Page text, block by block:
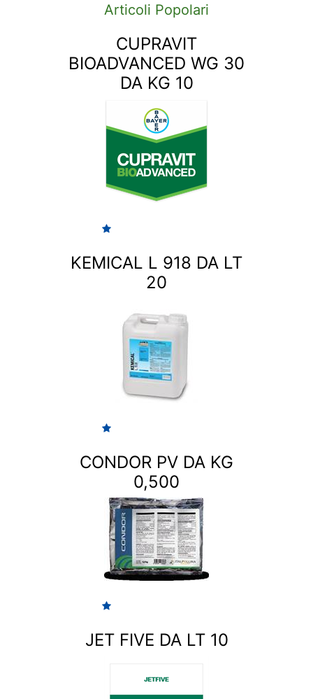
Articoli Popolari
CUPRAVIT
BIOADVANCED WG 30
DA KG 10
KEMICAL L 918 DA LT
20
CONDOR PV DA KG
0,500
JET FIVE DA LT 10